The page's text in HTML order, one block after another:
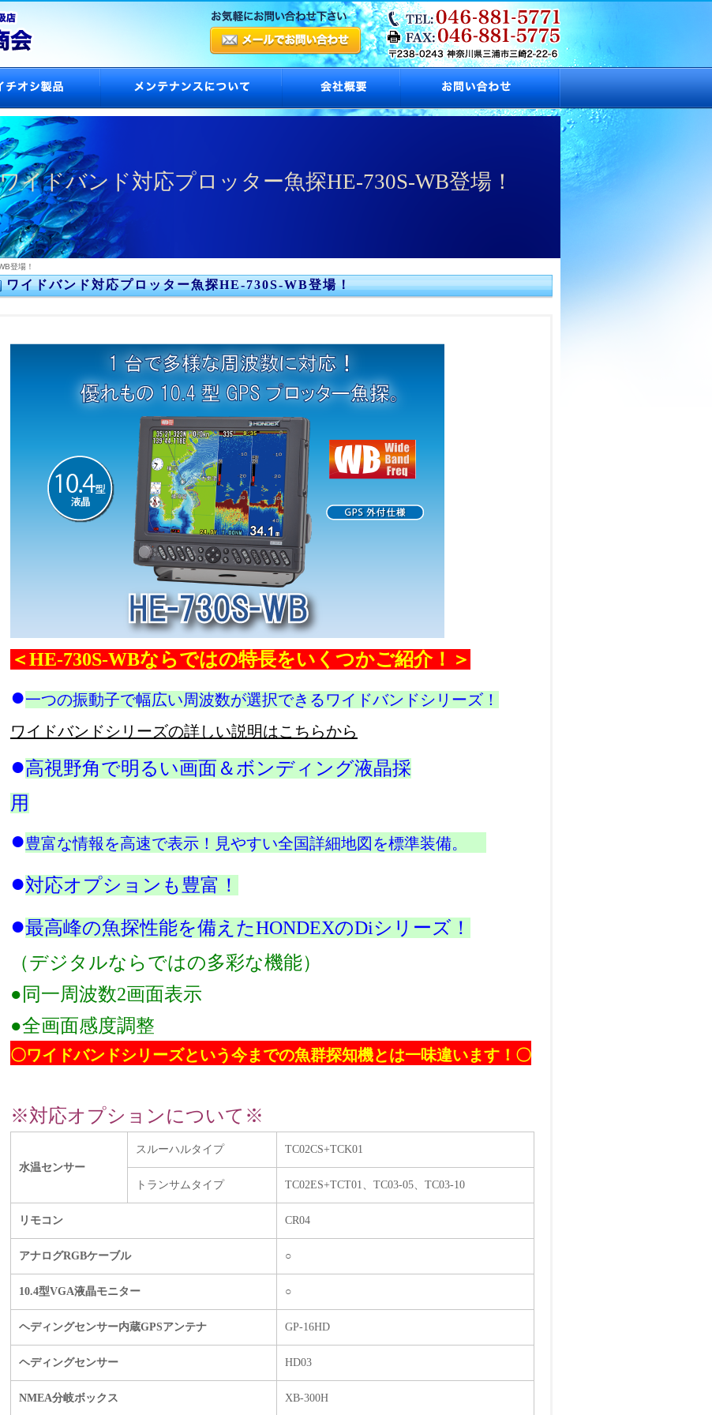
ワイドバンド対応プロッター魚探HE-730S-WB登場！
登場！
ワイドバンド対応プロッター魚探HE-730S-WB登場！
＜HE-730S-WBならではの特長をいくつかご紹介！＞
●一つの振動子で幅広い周波数が選択できるワイドバンドシリーズ！
ワイドバンドシリーズの詳しい説明はこちらから
●高視野角で明るい画面＆ボンディング液晶採
用
●豊富な情報を高速で表示！見やすい全国詳細地図を標準装備。
●対応オプションも豊富！
●最高峰の魚探性能を備えたHONDEXのDiシリーズ！
（デジタルならではの多彩な機能）
●同一周波数2画面表示
●全画面感度調整
〇ワイドバンドシリーズという今までの魚群探知機とは一味違います！ 〇
※対応オプションについて※
水温センサー
スルーハルタイプ TC02CS+TCK01
トランサムタイプ TC02ES+TCT01、TC03-05、TC03-10
リモコン CR04
アナログRGBケーブル ○
10.4型VGA液晶モニター ○
ヘディングセンサー内蔵GPSアンテナ GP-16HD
ヘディングセンサー HD03
NMEA分岐ボックス XB-300H